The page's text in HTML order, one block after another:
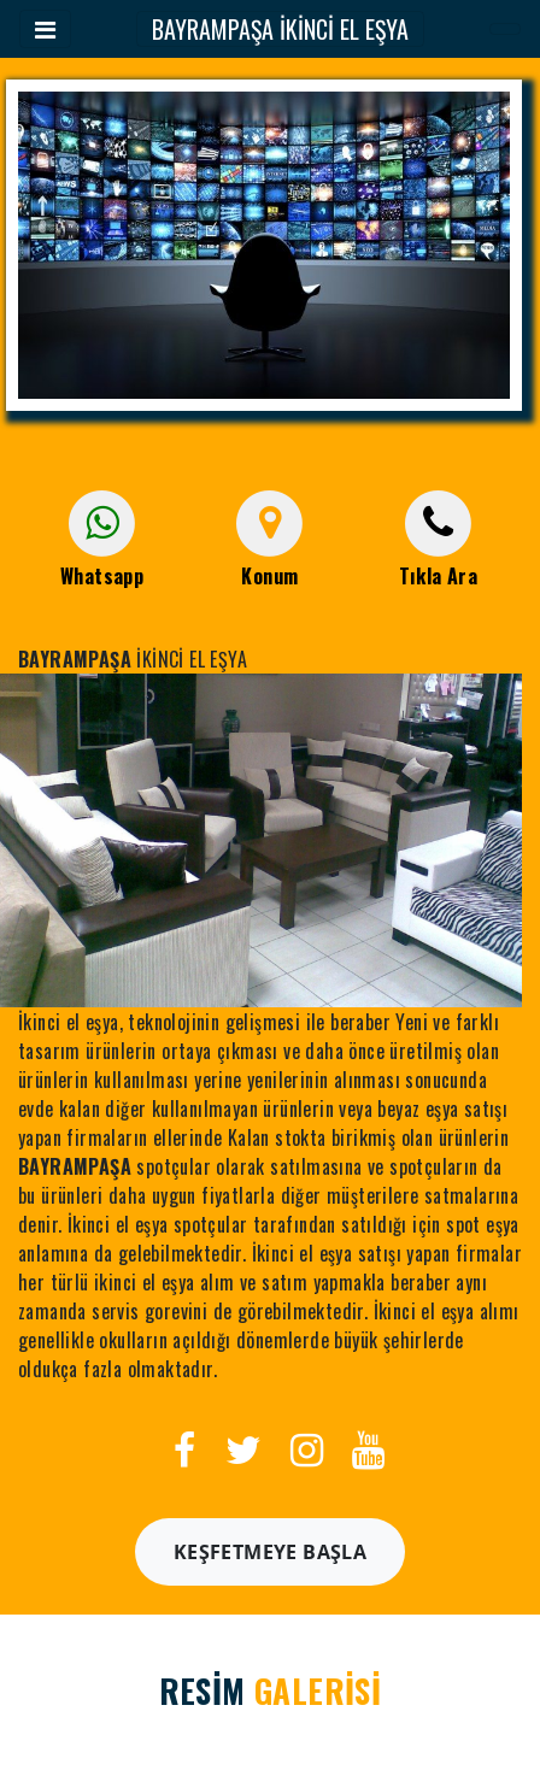
BAYRAMPAŞA İKİNCİ EL EŞYA
Whatsapp Konum Tıkla Ara
BAYRAMPAŞA İKİNCİ EL EŞYA
İkinci el eşya, teknolojinin gelişmesi ile beraber Yeni ve farklı
tasarım ürünlerin ortaya çıkması ve daha önce üretilmiş olan
ürünlerin kullanılması yerine yenilerinin alınması sonucunda
evde kalan diğer kullanılmayan ürünlerin veya beyaz eşya satışı
yapan firmaların ellerinde Kalan stokta birikmiş olan ürünlerin
BAYRAMPAŞAspotçular olarak satılmasına ve spotçuların da
bu ürünleri daha uygun fiyatlarla diğer müşterilere satmalarına
denir. İkinci el eşya spotçular tarafından satıldığı için spot eşya
anlamına da gelebilmektedir. İkinci el eşya satışı yapan firmalar
her türlü ikinci el eşya alım ve satım yapmakla beraber aynı
zamanda servis gorevini de görebilmektedir. İkinci el eşya alımı
genellikle okulların açıldığı dönemlerde büyük şehirlerde
oldukça fazla olmaktadır.
KEŞFETMEYE BAŞLA
RESİM GALERİSİ